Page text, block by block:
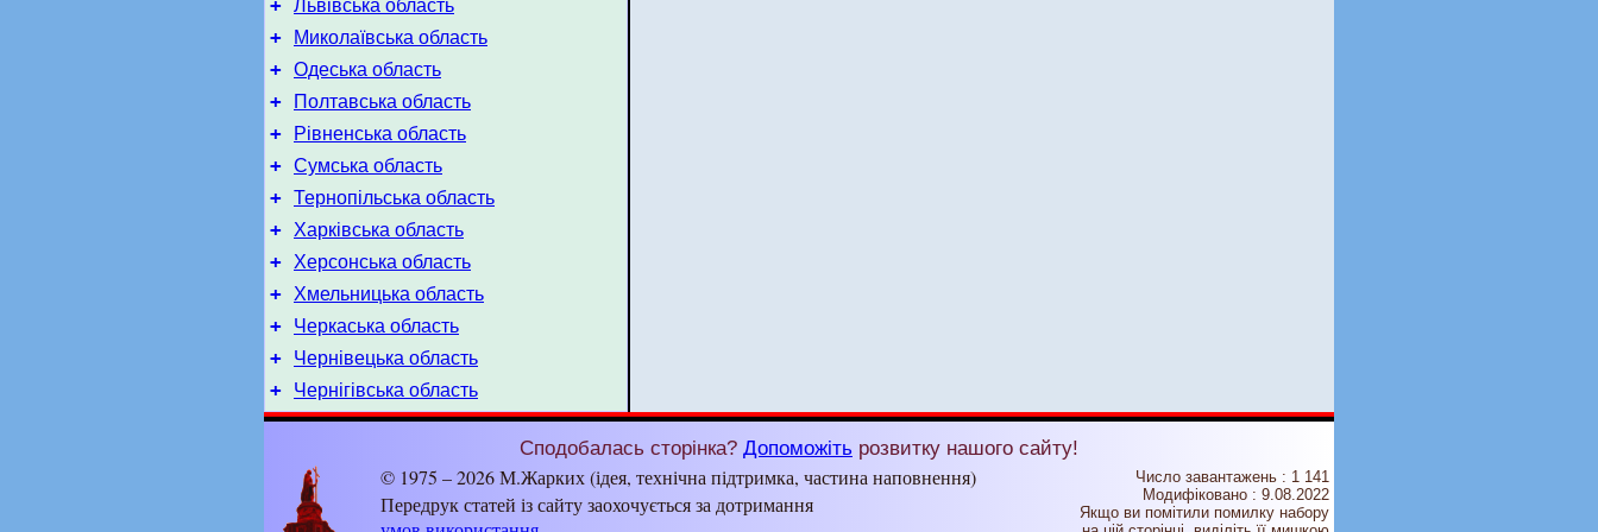
+ Львівська область
+ Миколаївська область
+ Одеська область
+ Полтавська область
+ Рівненська область
+ Сумська область
+ Тернопільська область
+ Харківська область
+ Херсонська область
+ Хмельницька область
+ Черкаська область
+ Чернівецька область
+ Чернігівська область
Сподобалась сторінка? Допоможіть розвитку нашого сайту!
© 1975 – 2026 М.Жарких (ідея, технічна підтримка, частина наповнення)
Передрук статей із сайту заохочується за дотримання
Число завантажень : 1 141
Модифіковано : 9.08.2022
Якщо ви помітили помилку набору